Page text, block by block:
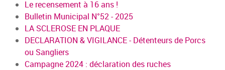
Le recensement à 16 ans !
Bulletin Municipal N°52 - 2025
LA SCLEROSE EN PLAQUE
DECLARATION & VIGILANCE - Détenteurs de Porcs
ou Sangliers
Campagne 2024 : déclaration des ruches